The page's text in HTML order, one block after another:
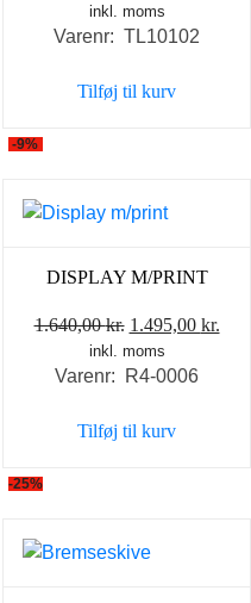
oprindelige
pris
2.399,00 kr..
inkl. moms
Varenr: TL10102
Tilføj til kurv
-9%
DISPLAY M/PRINT
1.640,00kr. Den
oprindelige
pris
1.640,00 kr..
1.495,00 kr.
inkl. moms
Varenr: R4-0006
Tilføj til kurv
-25%